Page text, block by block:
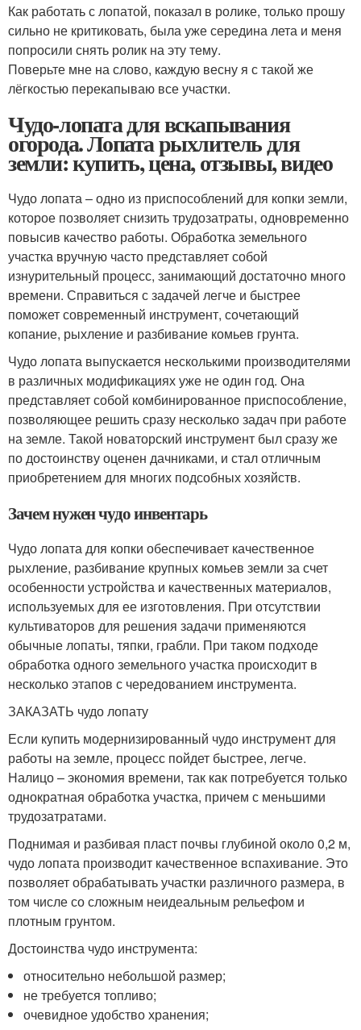
Как работать с лопатой, показал в ролике, только прошу
сильно не критиковать, была уже середина лета и меня
попросили снять ролик на эту тему.
Поверьте мне на слово, каждую весну я с такой же
лёгкостью перекапываю все участки.
Чудо-лопата для вскапывания
огорода. Лопата рыхлитель для
земли: купить, цена, отзывы, видео
Чудо лопата – одно из приспособлений для копки земли,
которое позволяет снизить трудозатраты, одновременно
повысив качество работы. Обработка земельного
участка вручную часто представляет собой
изнурительный процесс, занимающий достаточно много
времени. Справиться с задачей легче и быстрее
поможет современный инструмент, сочетающий
копание, рыхление и разбивание комьев грунта.
Чудо лопата выпускается несколькими производителями
в различных модификациях уже не один год. Она
представляет собой комбинированное приспособление,
позволяющее решить сразу несколько задач при работе
на земле. Такой новаторский инструмент был сразу же
по достоинству оценен дачниками, и стал отличным
приобретением для многих подсобных хозяйств.
Зачем нужен чудо инвентарь
Чудо лопата для копки обеспечивает качественное
рыхление, разбивание крупных комьев земли за счет
особенности устройства и качественных материалов,
используемых для ее изготовления. При отсутствии
культиваторов для решения задачи применяются
обычные лопаты, тяпки, грабли. При таком подходе
обработка одного земельного участка происходит в
несколько этапов с чередованием инструмента.
ЗАКАЗАТЬ чудо лопату
Если купить модернизированный чудо инструмент для
работы на земле, процесс пойдет быстрее, легче.
Налицо – экономия времени, так как потребуется только
однократная обработка участка, причем с меньшими
трудозатратами.
Поднимая и разбивая пласт почвы глубиной около 0,2 м,
чудо лопата производит качественное вспахивание. Это
позволяет обрабатывать участки различного размера, в
том числе со сложным неидеальным рельефом и
плотным грунтом.
Достоинства чудо инструмента:
относительно небольшой размер;
не требуется топливо;
очевидное удобство хранения;